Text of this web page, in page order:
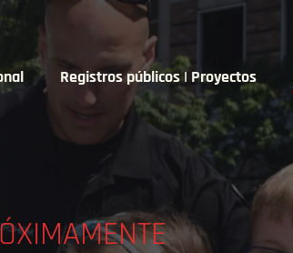
Registros públicos | Proyectos